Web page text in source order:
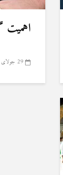
اهمیت
29 جولای 2026